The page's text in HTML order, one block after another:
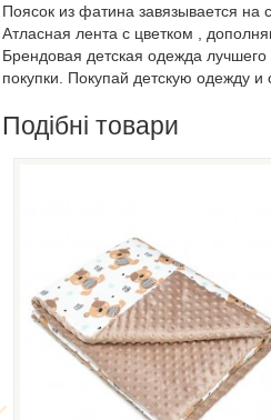
Поясок из фатина завязывается на
Атласная лента с цветком ,
Брендовая детская одежда
покупки. Покупай детскую одежду
Подібні товари